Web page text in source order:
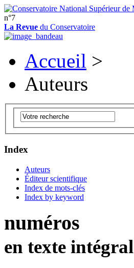
n°7
La Revue du Conservatoire
Accueil >
Auteurs
Index
Auteurs
Éditeur scientifique
Index de mots-clés
Index by keyword
numéros
en texte intégral